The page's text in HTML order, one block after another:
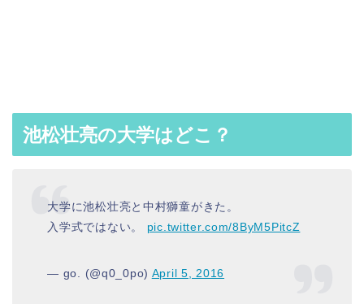
池松壮亮の大学はどこ？
大学に池松壮亮と中村獅童がきた。
入学式ではない。 pic.twitter.com/8ByM5PitcZ
— go. (@q0_0po) April 5, 2016